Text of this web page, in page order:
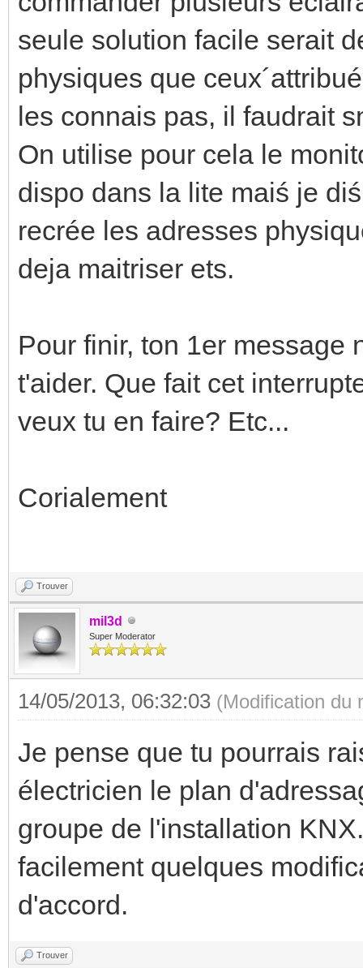
seule solution facile serait
physiques que
les connais pas, il faudrait
On utilise pour cela le
dispo dans la lite maiś je
recrée les adresses
deja maitriser ets.
Pour finir, ton 1er message
t'aider. Que fait cet
veux tu en faire? Etc...
Corialement
Trouver
mil3d
Super Moderator
14/05/2013, 06:32:03 (Modification du
Je pense que tu pourrais
électricien le plan
groupe de l'installation
facilement quelques
d'accord.
Trouver